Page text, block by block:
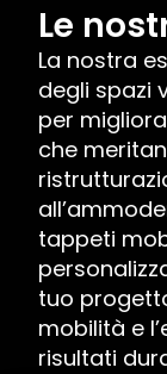
Le
La nostra
degli spazi
per
che
tappeti
tuo
mobilità e
risultati